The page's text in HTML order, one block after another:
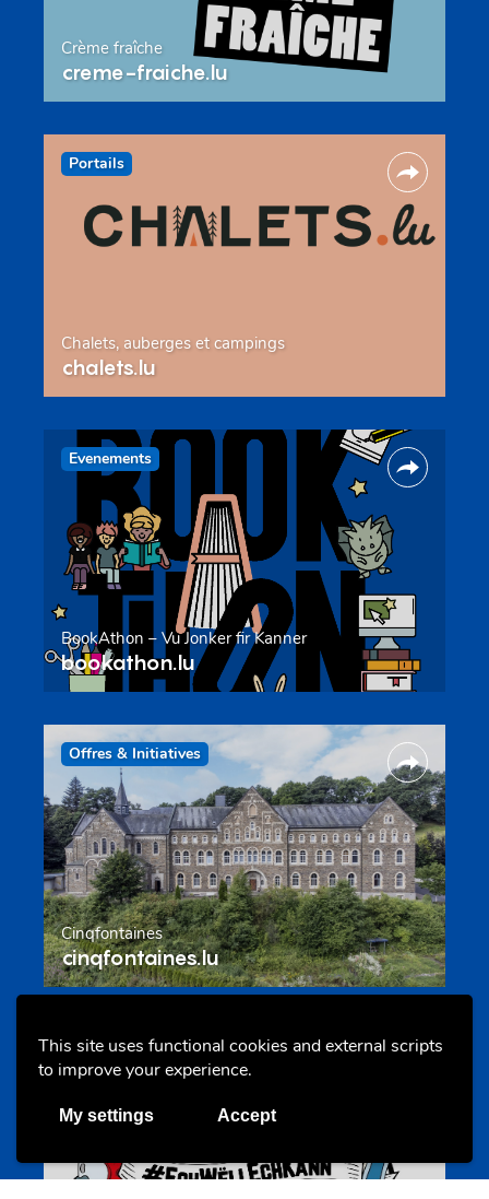
This site uses functional cookies and external scripts
to improve your experience.
My settings Accept
Crème fraîche
creme-fraiche.lu
Portails
Chalets, auberges et campings
chalets.lu
Evenements
BookAthon – Vu Jonker fir Kanner
bookathon.lu
Offres & Initiatives
Cinqfontaines
cinqfontaines.lu
Portails